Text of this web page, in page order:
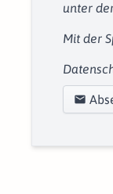
unter
Mit der
mail